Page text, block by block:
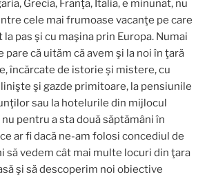
Grecia, Franţa, Italia, e minunat, nu
cele mai frumoase vacanţe pe care
pas şi cu maşina prin Europa. Numai
pare că uităm că avem şi la noi în ţară
încărcate de istorie şi mistere, cu
şi gazde primitoare, la pensiunile
sau la hotelurile din mijlocul
pentru a sta două săptămâni în
ar fi dacă ne-am folosi concediul de
să vedem cât mai multe locuri din ţara
şi să descoperim noi obiective